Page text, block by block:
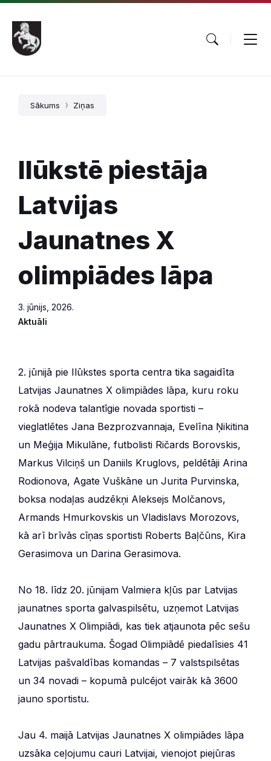
Pāriet
saturu
Skip
main
navigation
Skip
footer
Sākums Ziņas
Ilūkstē piestāja
Latvijas
Jaunatnes X
olimpiādes lāpa
3. jūnijs, 2026.
Aktuāli
2. jūnijā pie Ilūkstes sporta centra tika sagaidīta
Latvijas Jaunatnes X olimpiādes lāpa, kuru roku
rokā nodeva talantīgie novada sportisti –
vieglatlētes Jana Bezprozvannaja, Evelīna Ņikitina
un Meģija Mikulāne, futbolisti Ričards Borovskis,
Markus Vilciņš un Daniils Kruglovs, peldētāji Arina
Rodionova, Agate Vuškāne un Jurita Purvinska,
boksa nodaļas audzēkņi Aleksejs Molčanovs,
Armands Hmurkovskis un Vladislavs Morozovs,
kā arī brīvās cīņas sportisti Roberts Baļčūns, Kira
Gerasimova un Darina Gerasimova.
No 18. līdz 20. jūnijam Valmiera kļūs par Latvijas
jaunatnes sporta galvaspilsētu, uzņemot Latvijas
Jaunatnes X Olimpiādi, kas tiek atjaunota pēc sešu
gadu pārtraukuma. Šogad Olimpiādē piedalīsies 41
Latvijas pašvaldības komandas – 7 valstspilsētas
un 34 novadi – kopumā pulcējot vairāk kā 3600
jauno sportistu.
Jau 4. maijā Latvijas Jaunatnes X olimpiādes lāpa
uzsāka ceļojumu cauri Latvijai, vienojot piejūras